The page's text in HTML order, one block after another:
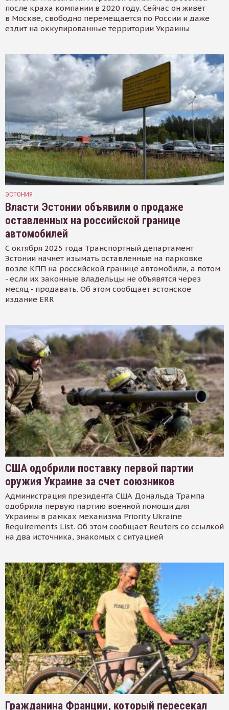
после краха компании в 2020 году. Сейчас он живёт
в Москве, свободно перемещается по России и даже
ездит на оккупированные территории Украины
ЭСТОНИЯ
Власти Эстонии объявили о продаже
оставленных на российской границе
автомобилей
С октября 2025 года Транспортный департамент
Эстонии начнет изымать оставленные на парковке
возле КПП на российской границе автомобили, а потом
- если их законные владельцы не объявятся через
месяц - продавать. Об этом сообщает эстонское
издание ERR
США одобрили поставку первой партии
оружия Украине за счет союзников
Администрация президента США Дональда Трампа
одобрила первую партию военной помощи для
Украины в рамках механизма Priority Ukraine
Requirements List. Об этом сообщает Reuters со ссылкой
на два источника, знакомых с ситуацией
Гражданина Франции, который пересекал